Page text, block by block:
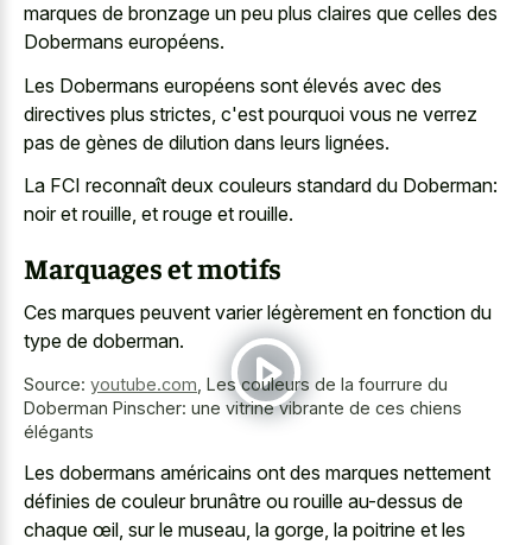
marques de bronzage un peu plus claires que celles des
Dobermans européens.
Les Dobermans européens sont élevés avec des
directives plus strictes, c'est pourquoi vous ne verrez
pas de gènes de dilution dans leurs lignées.
La FCI reconnaît deux couleurs standard du Doberman:
noir et rouille, et rouge et rouille.
Marquages et motifs
Ces marques peuvent varier légèrement en fonction du
type de doberman.
Source: youtube.com Les couleurs de la fourrure du
Doberman Pinscher: une vitrine vibrante de ces chiens
élégants
Les dobermans américains ont des marques nettement
définies de couleur brunâtre ou rouille au-dessus de
chaque œil, sur le museau, la gorge, la poitrine et les